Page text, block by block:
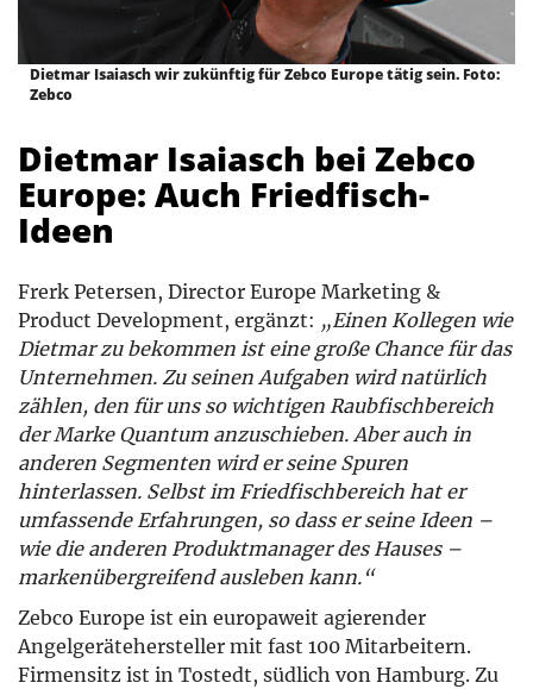
Dietmar Isaiasch wir zukünftig für Zebco Europe tätig sein. Foto:
Zebco
Dietmar Isaiasch bei Zebco
Europe: Auch Friedfisch-
Ideen
Frerk Petersen, Director Europe Marketing &
Product Development, ergänzt: „Einen Kollegen wie
Dietmar zu bekommen ist eine große Chance für das
Unternehmen. Zu seinen Aufgaben wird natürlich
zählen, den für uns so wichtigen Raubfischbereich
der Marke Quantum anzuschieben. Aber auch in
anderen Segmenten wird er seine Spuren
hinterlassen. Selbst im Friedfischbereich hat er
umfassende Erfahrungen, so dass er seine Ideen –
wie die anderen Produktmanager des Hauses –
markenübergreifend ausleben kann.“
Zebco Europe ist ein europaweit agierender
Angelgerätehersteller mit fast 100 Mitarbeitern.
Firmensitz ist in Tostedt, südlich von Hamburg. Zu